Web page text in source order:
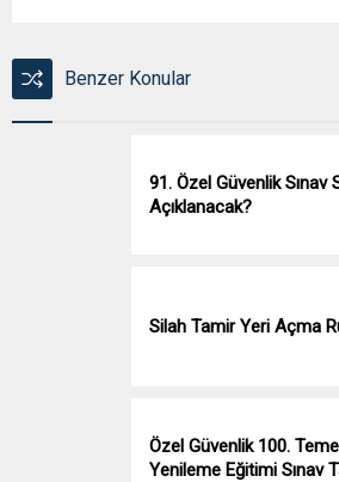
Benzer Konular
91. Özel Güvenlik Sınav
Açıklanacak?
Silah Tamir Yeri Açma
Özel Güvenlik 100.
Yenileme Eğitimi Sınav